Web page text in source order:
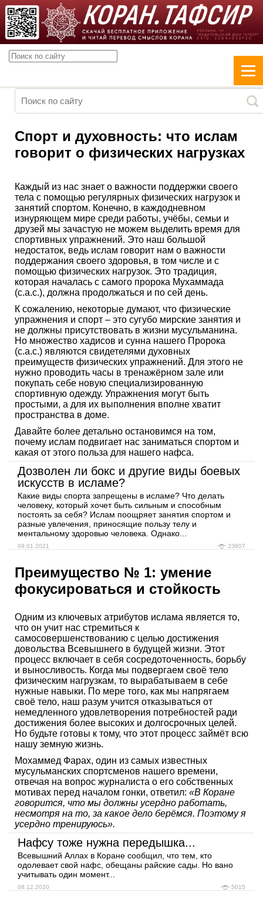
Спорт и духовность: что ислам
говорит о физических нагрузках
Каждый из нас знает о важности поддержки своего
тела с помощью регулярных физических нагрузок и
занятий спортом. Конечно, в каждодневном
изнуряющем мире среди работы, учёбы, семьи и
друзей мы зачастую не можем выделить время для
спортивных упражнений. Это наш большой
недостаток, ведь ислам говорит нам о важности
поддержания своего здоровья, в том числе и с
помощью физических нагрузок. Это традиция,
которая началась с самого пророка Мухаммада
(с.а.с.), должна продолжаться и по сей день.
К сожалению, некоторые думают, что физические
упражнения и спорт – это сугубо мирские занятия и
не должны присутствовать в жизни мусульманина.
Но множество хадисов и сунна нашего Пророка
(с.а.с.) являются свидетелями духовных
преимуществ физических упражнений. Для этого не
нужно проводить часы в тренажёрном зале или
покупать себе новую специализированную
спортивную одежду. Упражнения могут быть
простыми, а для их выполнения вполне хватит
пространства в доме.
Давайте более детально остановимся на том,
почему ислам подвигает нас заниматься спортом и
какая от этого польза для нашего нафса.
Дозволен ли бокс и другие виды боевых
искусств в исламе?
Какие виды спорта запрещены в исламе? Что делать
человеку, который хочет быть сильным и способным
постоять за себя? Ислам поощряет занятия спортом и
разные увлечения, приносящие пользу телу и
ментальному здоровью человека. Однако...
09.01.2021 23607
Преимущество № 1: умение
фокусироваться и стойкость
Одним из ключевых атрибутов ислама является то,
что он учит нас стремиться к
самосовершенствованию с целью достижения
довольства Всевышнего в будущей жизни. Этот
процесс включает в себя сосредоточенность, борьбу
и выносливость. Когда мы подвергаем своё тело
физическим нагрузкам, то вырабатываем в себе
нужные навыки. По мере того, как мы напрягаем
своё тело, наш разум учится отказываться от
немедленного удовлетворения потребностей ради
достижения более высоких и долгосрочных целей.
Но будьте готовы к тому, что этот процесс займёт всю
нашу земную жизнь.
Мохаммед Фарах, один из самых известных
мусульманских спортсменов нашего времени,
отвечая на вопрос журналиста о его собственных
мотивах перед началом гонки, ответил: «В Коране
говорится, что мы должны усердно работать,
несмотря на то, за какое дело берёмся. Поэтому я
усердно тренируюсь».
Нафсу тоже нужна передышка...
Всевышний Аллах в Коране сообщил, что тем, кто
одолевает свой нафс, обещаны райские сады. Но вано
учитывать один момент...
08.12.2020 5015